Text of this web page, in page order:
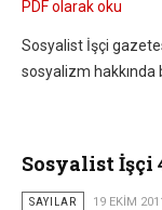
PDF olarak oku
Sosyalist İşçi
sosyalizm hakkında
Sosyalist İşçi
SAYILAR 19 EKIM